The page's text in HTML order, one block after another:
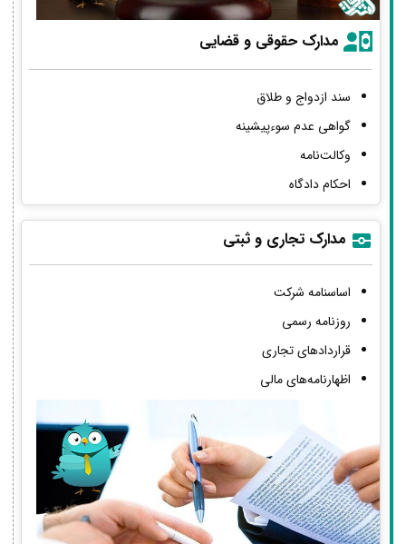
مدارک حقوقی و قضایی
سند ازدواج و طلاق
گواهی عدم سوءپیشینه
وکالت‌نامه
احکام دادگاه
مدارک تجاری و ثبتی
اساسنامه شرکت
روزنامه رسمی
قراردادهای تجاری
اظهارنامه‌های مالی